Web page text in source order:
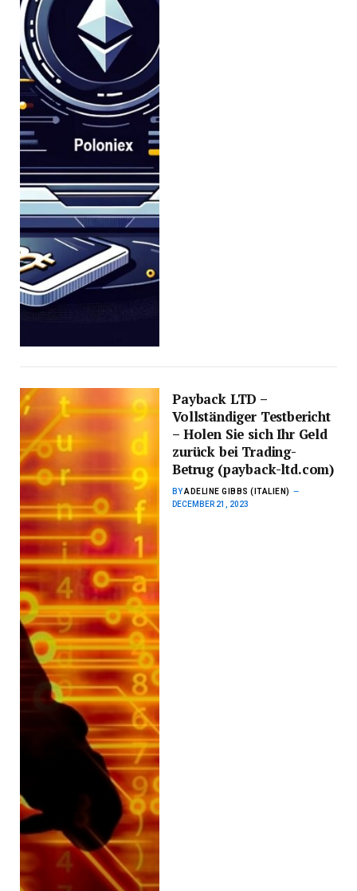
Payback LTD –
Vollständiger Testbericht
– Holen Sie sich Ihr Geld
zurück bei Trading-
Betrug (payback-ltd.com)
BYADELINE GIBBS (ITALIEN)
DECEMBER 21, 2023